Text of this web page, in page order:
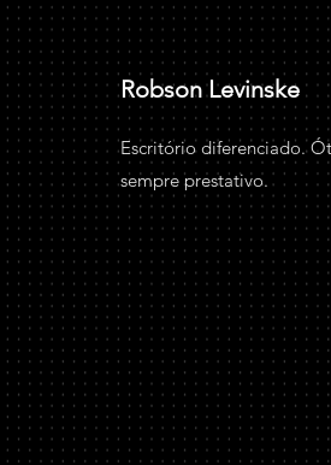
Robson Levinske
Escritório diferenciado.
sempre prestativo.